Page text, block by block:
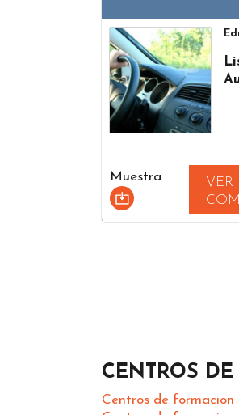
Muestra
VER
CENTROS
Centros de formacion